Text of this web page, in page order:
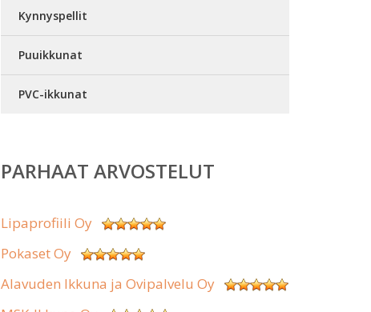
Kynnyspellit
Puuikkunat
PVC-ikkunat
PARHAAT ARVOSTELUT
Lipaprofiili Oy
Pokaset Oy
Alavuden Ikkuna ja Ovipalvelu Oy